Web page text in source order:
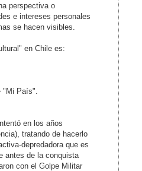
perspectiva o
e intereses personales
se hacen visibles.
en Chile es:
"Mi País".
en los años
tratando de hacerlo
depredadora que es
antes de la conquista
con el Golpe Militar